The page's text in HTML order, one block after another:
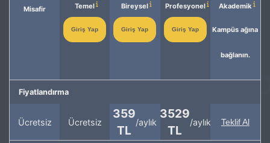
Misafir Temel
Giriş Yap
Bireysel
Giriş Yap
Profesyonel
Giriş Yap
Akademik
Kampüs ağına
bağlanın.
Fiyatlandırma
Ücretsiz Ücretsiz
359
TL
/aylık
3529
TL
/aylık Teklif Al